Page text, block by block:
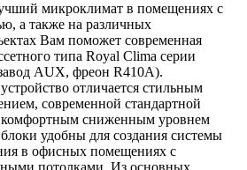
микроклимат в помещениях с
а также на различных
Вам поможет современная
типа Royal Clima серии
AUX, фреон R410А).
отличается стильным
современной стандартной
комфортным сниженным уровнем
удобны для создания системы
в офисных помещениях с
потолками. Из основных